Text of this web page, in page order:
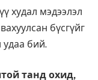
худал мэдээлэл
бүсгүйг
бий.
танд охид,